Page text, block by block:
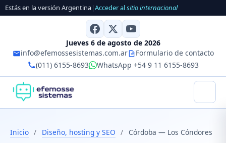
Estás en la versión Argentina|Acceder alsitio internacional
Jueves 6 de agosto de 2026
info@efemossesistemas.com.ar
Formulario de contacto
(011) 6155-8693
WhatsApp +54 9 11 6155-8693
Inicio / Diseño, hosting y SEO / Córdoba — Los Cóndores